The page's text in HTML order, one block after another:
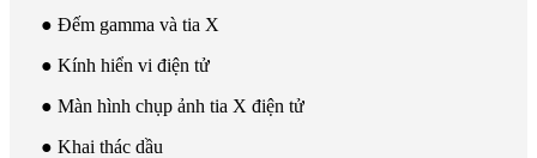
● Đếm gamma và tia X
● Kính hiển vi điện tử
● Màn hình chụp ảnh tia X điện tử
● Khai thác dầu